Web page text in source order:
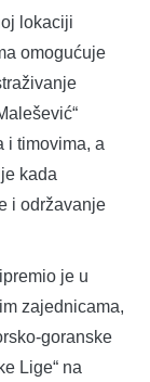
lokaciji
omogućuje
i timovima, a
kada
i održavanje
je u
zajednicama,
goranske
Lige“ na